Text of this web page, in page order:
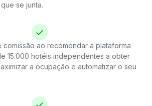
se junta.
comissão ao recomendar a plataforma
15.000 hotéis independentes a obter
a ocupação e automatizar o seu